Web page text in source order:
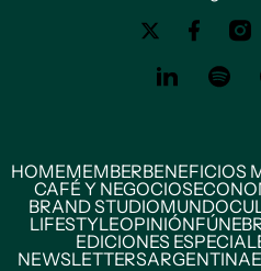
HOMEMEMBERBENEFICIOS
CAFÉ Y NEGOCIOS
BRAND STUDIOMUNDO
LIFESTYLEOPINIÓN
EDICIONES
NEWSLETTERSARGENTINA